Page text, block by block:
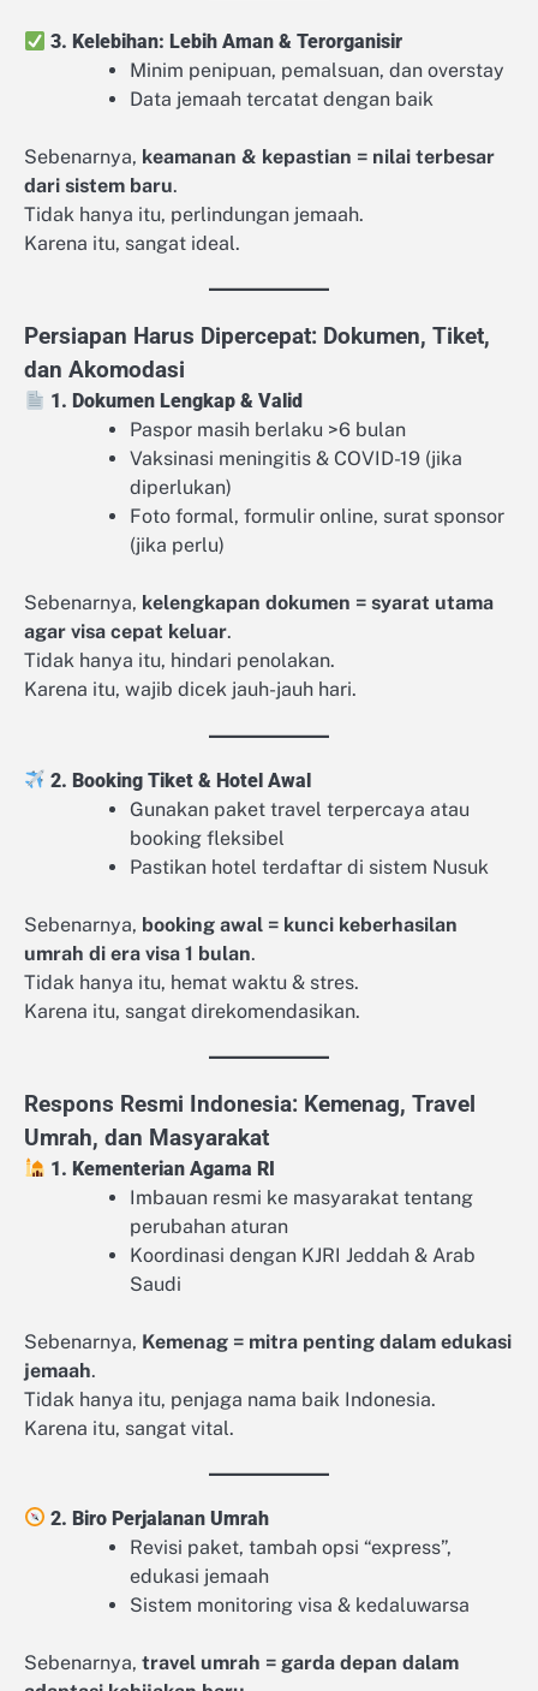
3. Kelebihan: Lebih Aman & Terorganisir
Minim penipuan, pemalsuan, dan overstay
Data jemaah tercatat dengan baik
Sebenarnya, keamanan & kepastian = nilai terbesar
dari sistem baru.
Tidak hanya itu, perlindungan jemaah.
Karena itu, sangat ideal.
Persiapan Harus Dipercepat: Dokumen, Tiket,
dan Akomodasi
1. Dokumen Lengkap & Valid
Paspor masih berlaku >6 bulan
Vaksinasi meningitis & COVID-19 (jika
diperlukan)
Foto formal, formulir online, surat sponsor
(jika perlu)
Sebenarnya, kelengkapan dokumen = syarat utama
agar visa cepat keluar.
Tidak hanya itu, hindari penolakan.
Karena itu, wajib dicek jauh-jauh hari.
2. Booking Tiket & Hotel Awal
Gunakan paket travel terpercaya atau
booking fleksibel
Pastikan hotel terdaftar di sistem Nusuk
Sebenarnya, booking awal = kunci keberhasilan
umrah di era visa 1 bulan.
Tidak hanya itu, hemat waktu & stres.
Karena itu, sangat direkomendasikan.
Respons Resmi Indonesia: Kemenag, Travel
Umrah, dan Masyarakat
1. Kementerian Agama RI
Imbauan resmi ke masyarakat tentang
perubahan aturan
Koordinasi dengan KJRI Jeddah & Arab
Saudi
Sebenarnya, Kemenag = mitra penting dalam edukasi
jemaah.
Tidak hanya itu, penjaga nama baik Indonesia.
Karena itu, sangat vital.
2. Biro Perjalanan Umrah
Revisi paket, tambah opsi “express”,
edukasi jemaah
Sistem monitoring visa & kedaluwarsa
Sebenarnya, travel umrah = garda depan dalam